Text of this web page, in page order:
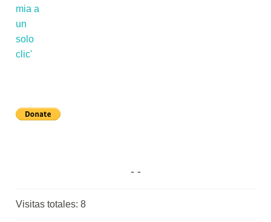
Visitas totales:8